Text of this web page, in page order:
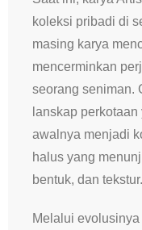
koleksi pribadi di
masing karya
mencerminkan
seorang seniman.
lanskap
awalnya menjadi
halus yang
bentuk, dan tekstur.
Melalui